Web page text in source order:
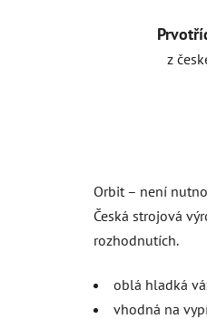
z
Orbit – není
Česká strojová
rozhodnutích.
oblá hladká
vhodná na